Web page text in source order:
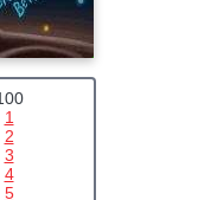
1
2
3
4
5